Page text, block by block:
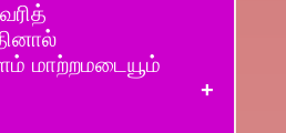
மாற்றமடையூம்